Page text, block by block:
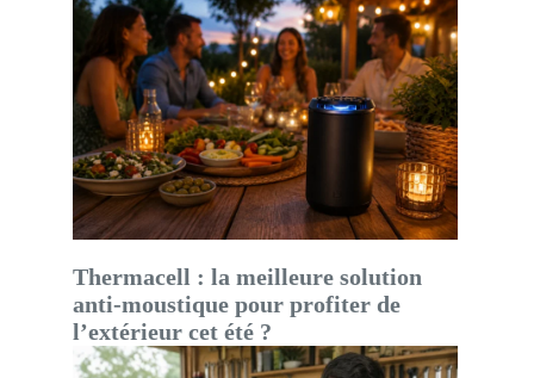
Thermacell : la meilleure solution
anti-moustique pour profiter de
l’extérieur cet été ?